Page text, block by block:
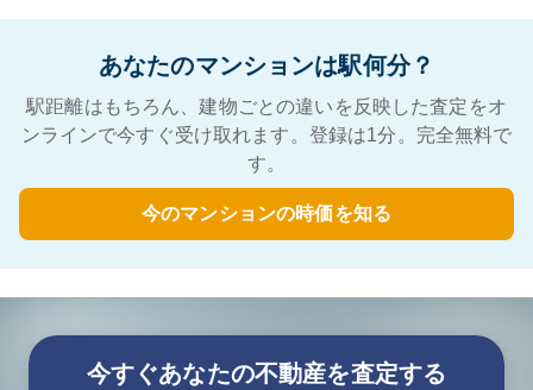
あなたのマンションは駅何分？
駅距離はもちろん、建物ごとの違いを反映した査定をオ
ンラインで今すぐ受け取れます。登録は1分。完全無料で
す。
今のマンションの時価を知る
今すぐあなたの不動産を査定する